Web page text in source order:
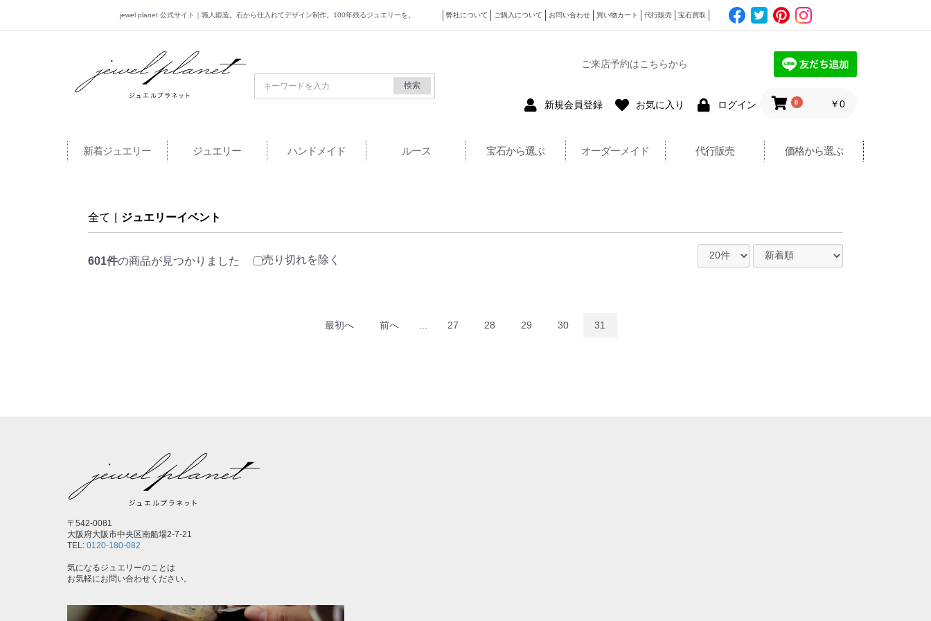
jewel planet 公式サイト｜職人鍛造。石から仕入れてデザイン制作。100年残るジュエリーを。 弊社について ご購入について お問い合わせ 買い物カート 代行販売 宝石買取
jewel planet 公式サイト
検索
ご来店予約はこちらから
新規会員登録 お気に入り ログイン 0 ￥0
新着ジュエリー ジュエリー ハンドメイド ルース 宝石から選ぶ オーダーメイド 代行販売 価格から選ぶ
全て ジュエリーイベント
601件の商品が見つかりました 売り切れを除く
最初へ 前へ 27 28 29 30 31
〒542-0081
大阪府大阪市中央区南船場2-7-21
TEL: 0120-180-082
気になるジュエリーのことは
お気軽にお問い合わせください。